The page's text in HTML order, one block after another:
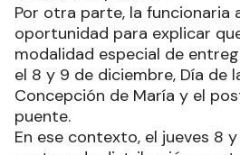
Por otra parte, la funcionaria
oportunidad para explicar
modalidad especial de
el 8 y 9 de diciembre, Día de
Concepción de María y el
puente.
En ese contexto, el jueves 8